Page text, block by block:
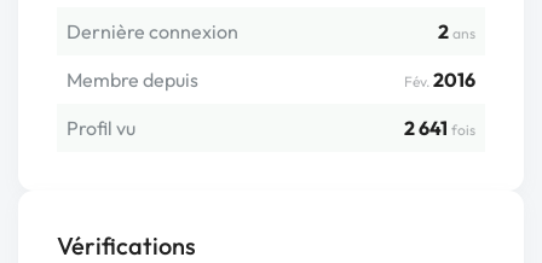
Dernière connexion 2 ans
Membre depuis Fév. 2016
Profil vu
2 641 fois
Vérifications